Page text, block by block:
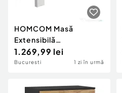
HOMCOM Masă
Extensibilă
Convertibilă în Consolă
pentru 10 Persoane,
cm, Alb
1.269,99 lei
Bucuresti 1 zi în urmă